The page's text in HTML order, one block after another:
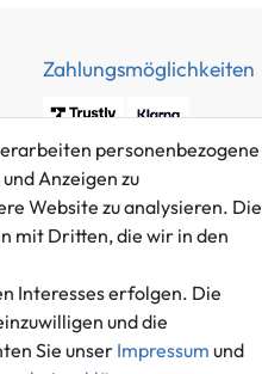
Zahlungsmöglichkeiten
Mitglied im Händlerbund
innerhalb Deutschlands.
personenbezogene
Anzeigen zu
Website zu analysieren. Die
mit Dritten, die wir in den
Interesses erfolgen. Die
und die
Sie unser Impressum und